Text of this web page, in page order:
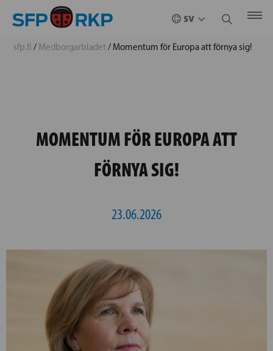
sfp.fi / Medborgarbladet/ Momentum för Europa att förnya sig!
MOMENTUM FÖR EUROPA ATT
FÖRNYA SIG!
23.06.2026